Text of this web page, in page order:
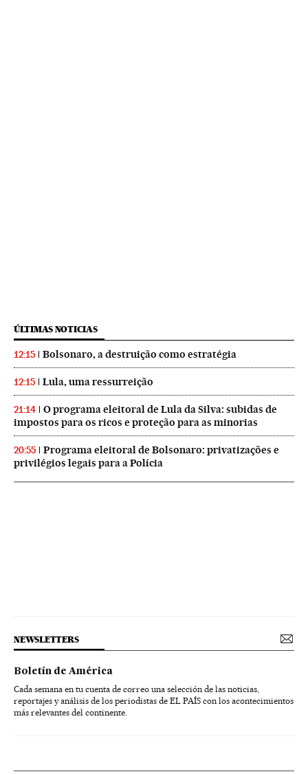
ÚLTIMAS NOTICIAS
12:15 Bolsonaro, a destruição como estratégia
12:15 Lula, uma ressurreição
21:14
O programa eleitoral de Lula da Silva: subidas de
impostos para os ricos e proteção para as minorias
20:55
Programa eleitoral de Bolsonaro: privatizações e
privilégios legais para a Polícia
NEWSLETTERS
Boletín de América
Cada semana en tu cuenta de correo una selección de las noticias,
reportajes y análisis de los periodistas de EL PAÍS con los acontecimientos
más relevantes del continente.